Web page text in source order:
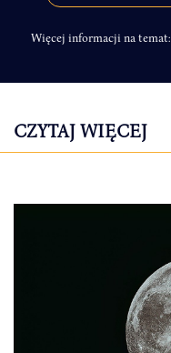
Więcej informacji na temat:
CZYTAJ WIĘCEJ